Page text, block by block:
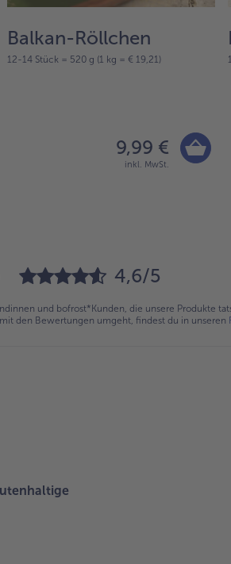
Balkan-Röllchen
12-14 Stück = 520 g (1 kg = € 19,21)
9,99 €
inkl. MwSt.
4,6/5
und bofrost*Kunden, die unsere Produkte
den Bewertungen umgeht, findest du in unseren